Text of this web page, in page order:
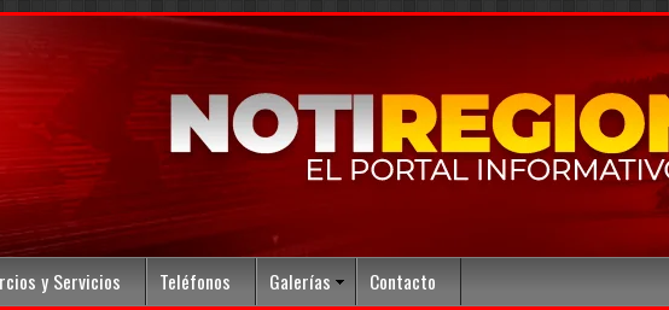
y Servicios Teléfonos Galerías Contacto